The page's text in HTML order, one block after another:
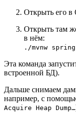
Открыть его в
Открыть там
в нём:
./mvnw
Эта команда
встроенной БД).
Дальше снимаем
например, с
Acquire Heap Dump…